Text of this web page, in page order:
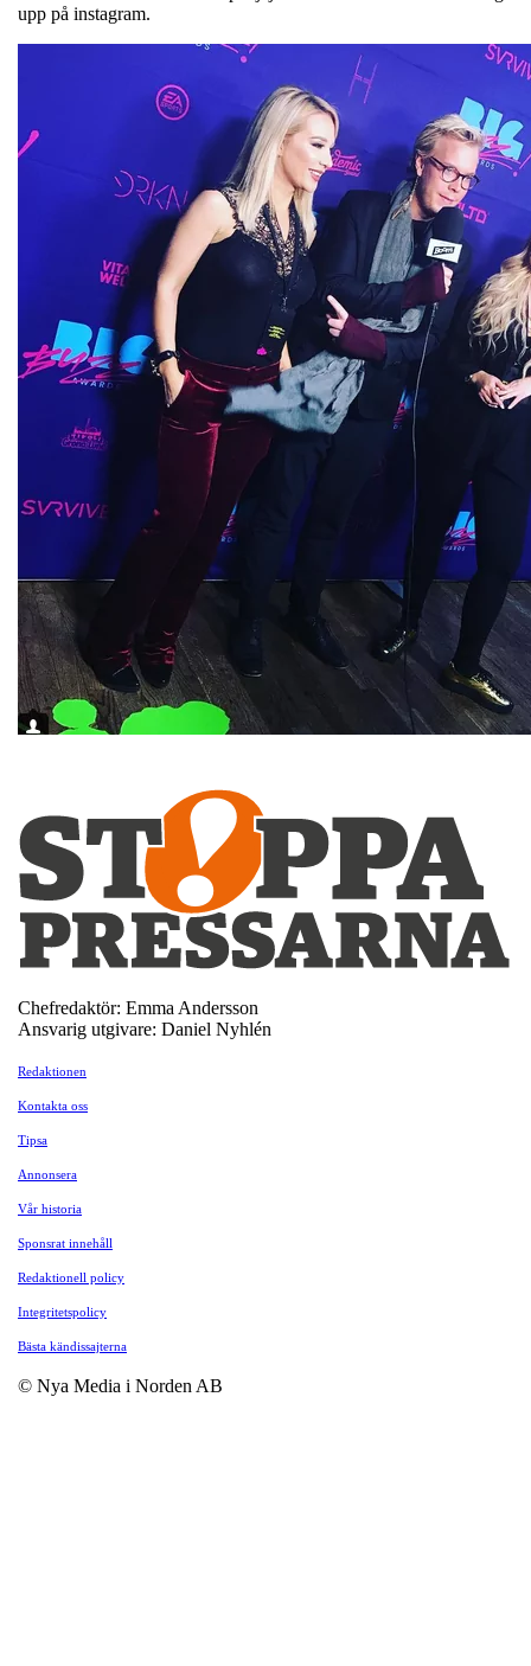
upp på instagram.
Chefredaktör: Emma Andersson
Ansvarig utgivare: Daniel Nyhlén
Redaktionen
Kontakta oss
Tipsa
Annonsera
Vår historia
Sponsrat innehåll
Redaktionell policy
Integritetspolicy
Bästa kändissajterna
© Nya Media i Norden AB